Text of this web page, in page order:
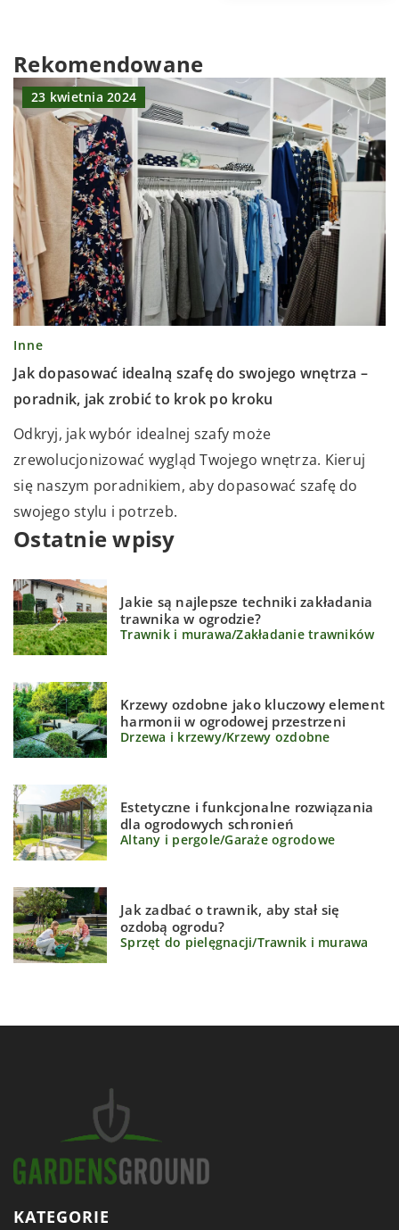
Rekomendowane
23 kwietnia 2024
Inne
Jak dopasować idealną szafę do swojego wnętrza –
poradnik, jak zrobić to krok po kroku
Odkryj, jak wybór idealnej szafy może
zrewolucjonizować wygląd Twojego wnętrza. Kieruj
się naszym poradnikiem, aby dopasować szafę do
swojego stylu i potrzeb.
Ostatnie wpisy
Jakie są najlepsze techniki zakładania
trawnika w ogrodzie?
Trawnik i murawa/Zakładanie trawników
Krzewy ozdobne jako kluczowy element
harmonii w ogrodowej przestrzeni
Drzewa i krzewy/Krzewy ozdobne
Estetyczne i funkcjonalne rozwiązania
dla ogrodowych schronień
Altany i pergole/Garaże ogrodowe
Jak zadbać o trawnik, aby stał się
ozdobą ogrodu?
Sprzęt do pielęgnacji/Trawnik i murawa
KATEGORIE